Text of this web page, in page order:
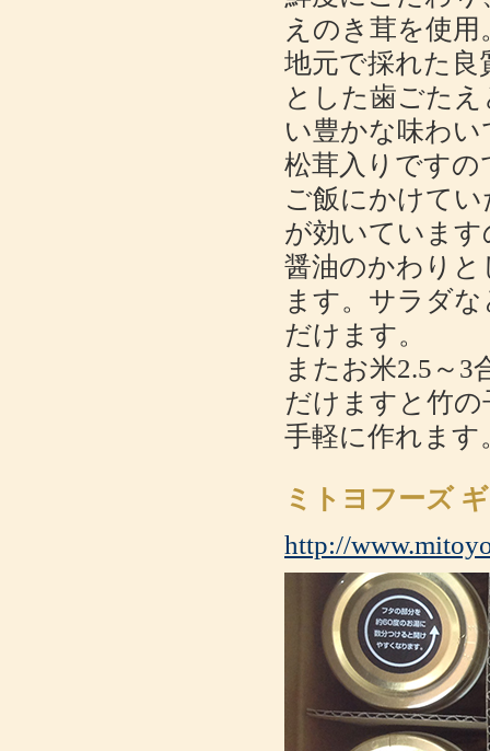
えのき茸を使用
地元で採れた
とした歯ごた
い豊かな味わい
松茸入りです
ご飯にかけて
が効いていま
醤油のかわり
ます。サラダ
だけます。
またお米2.5～3
だけますと竹
手軽に作れます
ミトヨフーズ
http://